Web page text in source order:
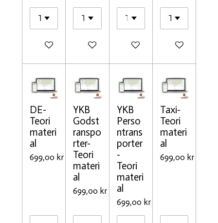
Lägg till i varukorgLägg till i varukorgLägg till i varukorgLägg till i
DE-
Teori
materi
al
699,00 kr
YKB
Godst
ranspo
rter-
Teori
materi
al
699,00 kr
YKB
Perso
ntrans
porter
-
Teori
materi
al
699,00 kr
Taxi-
Teori
materi
al
699,00 kr